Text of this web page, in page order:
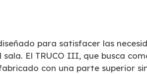
para satisfacer las
El TRUCO III, que busca
con una parte superior